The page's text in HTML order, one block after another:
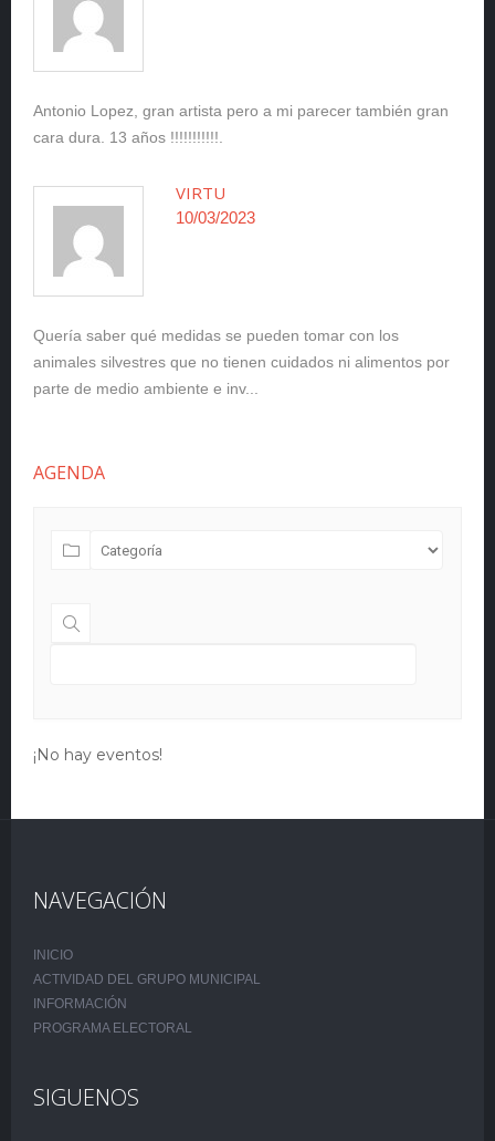
Antonio Lopez, gran artista pero a mi parecer también gran
cara dura. 13 años !!!!!!!!!!!.
VIRTU
10/03/2023
Quería saber qué medidas se pueden tomar con los
animales silvestres que no tienen cuidados ni alimentos por
parte de medio ambiente e inv...
AGENDA
¡No hay eventos!
NAVEGACIÓN
INICIO
ACTIVIDAD DEL GRUPO MUNICIPAL
INFORMACIÓN
PROGRAMA ELECTORAL
SIGUENOS